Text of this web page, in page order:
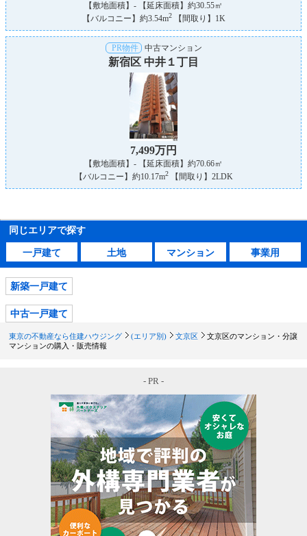
【敷地面積】- 【延床面積】約30.55㎡
【バルコニー】約3.54m2【間取り】1K
PR物件 中古マンション
新宿区 中井１丁目
7,499万円
【敷地面積】- 【延床面積】約70.66㎡
【バルコニー】約10.17m2【間取り】2LDK
同じエリアで探す
一戸建て 土地 マンション 事業用
新築一戸建て
中古一戸建て
東京の不動産なら住建ハウジング (エリア別) 文京区
文京区のマンション・分譲
マンションの購入・販売情報
- PR -